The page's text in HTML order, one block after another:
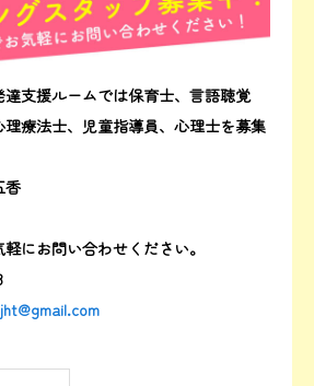
達支援ルームでは保育士、言語聴覚
療法士、児童指導員、心理士を募集
香
にお問い合わせください。